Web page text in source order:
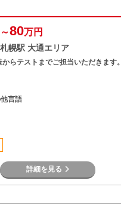
80万円
幌駅 大通エリア
らテストまでご担当いただきます。
言語
詳細を見る